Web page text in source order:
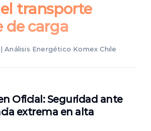
transporte
de carga
Análisis Energético Komex Chile
Oficial: Seguridad ante
extrema en alta